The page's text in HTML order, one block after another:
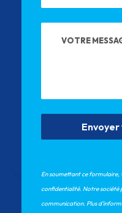
En soumettant ce formulaire,
confidentialité. Notre société
communication. Plus